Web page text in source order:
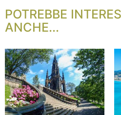
POTREBBE
ANCHE...